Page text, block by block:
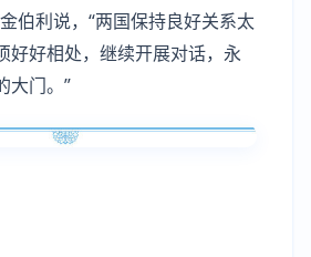
伯利说，“两国保持良好关系太
好好相处，继续开展对话，永
大门。”